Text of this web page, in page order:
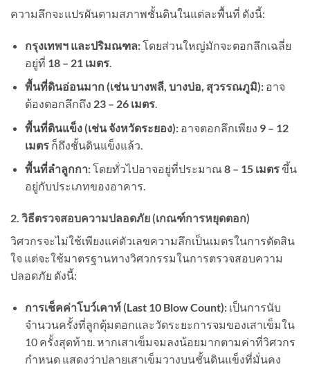
ความลึกจะแปรผันตามสภาพชั้นดินในแต่ละพื้นที่ ดังนี้:
กรุงเทพฯ และปริมณฑล:โดยส่วนใหญ่มักจะตอกลึกเฉลี่ย
อยู่ที่ 18 – 21 เมตร.
พื้นที่ดินอ่อนมาก (เช่น บางพลี, บางบ่อ, สุวรรณภูมิ):อาจ
ต้องตอกลึกถึง 23 – 26 เมตร.
พื้นที่ดินแข็ง (เช่น จังหวัดระยอง):อาจตอกลึกเพียง 9 – 12
เมตรก็ถึงชั้นดินแข็งแล้ว.
พื้นที่ลำลูกกา:โดยทั่วไปอาจอยู่ที่ประมาณ8 – 15 เมตรขึ้น
อยู่กับประเภทของอาคาร.
2. วิธีตรวจสอบความปลอดภัย (เกณฑ์การหยุดตอก)
วิศวกรจะไม่ใช้เพียงแค่ตัวเลขความลึกเป็นเมตรในการตัดสิน
ใจ แต่จะใช้มาตรฐานทางวิศวกรรมในการตรวจสอบความ
ปลอดภัย ดังนี้:
การเช็คค่าโบว์เคาท์ (Last 10 Blow Count):เป็นการนับ
จำนวนครั้งที่ลูกตุ้มตอกและวัดระยะการจมของเสาเข็มใน
10 ครั้งสุดท้าย. หากเสาเข็มจมลงน้อยมากตามค่าที่วิศวกร
กำหนด แสดงว่าปลายเสาเข็มวางบนชั้นดินแข็งที่มั่นคง